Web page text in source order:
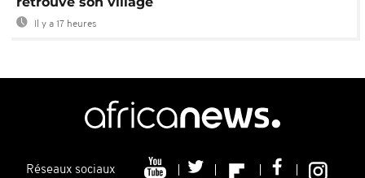
Il y a 17 heures
Réseaux sociaux